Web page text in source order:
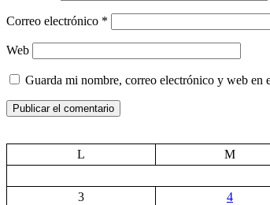
Correo electrónico *
Web
Guarda mi nombre, correo electrónico y web en
L
M
3
4